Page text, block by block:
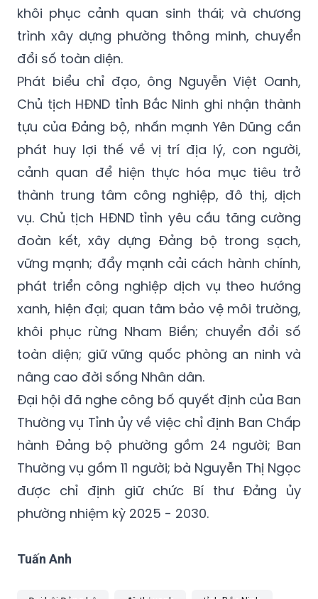
khôi phục cảnh quan sinh thái; và chương
trình xây dựng phường thông minh, chuyển
đổi số toàn diện.
Phát biểu chỉ đạo, ông Nguyễn Việt Oanh,
Chủ tịch HĐND tỉnh Bắc Ninh ghi nhận thành
tựu của Đảng bộ, nhấn mạnh Yên Dũng cần
phát huy lợi thế về vị trí địa lý, con người,
cảnh quan để hiện thực hóa mục tiêu trở
thành trung tâm công nghiệp, đô thị, dịch
vụ. Chủ tịch HĐND tỉnh yêu cầu tăng cường
đoàn kết, xây dựng Đảng bộ trong sạch,
vững mạnh; đẩy mạnh cải cách hành chính,
phát triển công nghiệp dịch vụ theo hướng
xanh, hiện đại; quan tâm bảo vệ môi trường,
khôi phục rừng Nham Biền; chuyển đổi số
toàn diện; giữ vững quốc phòng an ninh và
nâng cao đời sống Nhân dân.
Đại hội đã nghe công bố quyết định của Ban
Thường vụ Tỉnh ủy về việc chỉ định Ban Chấp
hành Đảng bộ phường gồm 24 người; Ban
Thường vụ gồm 11 người; bà Nguyễn Thị Ngọc
được chỉ định giữ chức Bí thư Đảng ủy
phường nhiệm kỳ 2025 - 2030.
Tuấn Anh